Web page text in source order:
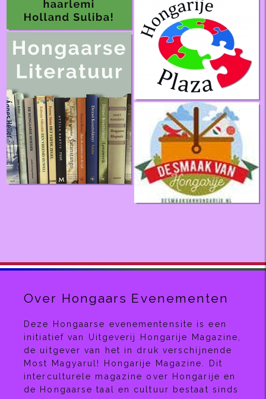
Over Hongaars Evenementen
Deze Hongaarse evenementensite is een
initiatief van Uitgeverij Hongarije Magazine,
de uitgever van het in druk verschijnende
Most Magyarul! Hongarije Magazine. Dit
interculturele magazine over Hongarije en
de Hongaarse taal en cultuur bestaat sinds